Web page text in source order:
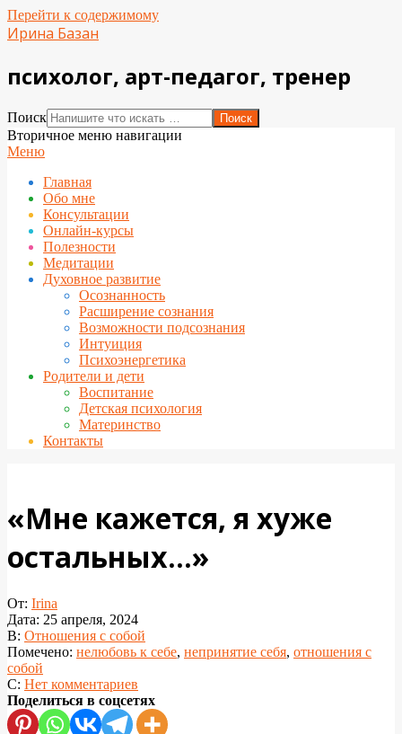
Перейти к содержимому
Ирина Базан
психолог, арт-педагог, тренер
Поиск
Вторичное меню навигации
Меню
Главная
Обо мне
Консультации
Онлайн-курсы
Полезности
Медитации
Духовное развитие
Осознанность
Расширение сознания
Возможности подсознания
Интуиция
Психоэнергетика
Родители и дети
Воспитание
Детская психология
Материнство
Контакты
«Мне кажется, я хуже
остальных…»
От: Irina
Дата: 25 апреля, 2024
В: Отношения с собой
Помечено: нелюбовь к себе, непринятие себя, отношения с
собой
С: Нет комментариев
Поделиться в соцсетях